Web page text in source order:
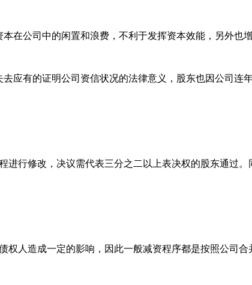
在公司中的闲置和浪费，不利于发挥资本效能，另外也
应有的证明公司资信状况的法律意义，股东也因公司连
行修改，决议需代表三分之二以上表决权的股东通过
人造成一定的影响，因此一般减资程序都是按照公司合